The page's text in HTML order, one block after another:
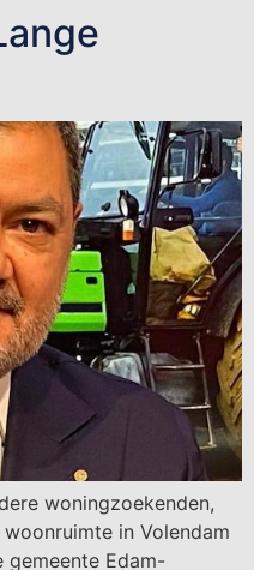
woningzoekenden,
in Volendam
gemeente Edam-